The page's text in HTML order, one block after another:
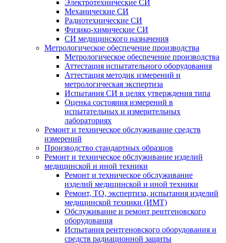
Электротехнические СИ
Механические СИ
Радиотехнические СИ
Физико-химические СИ
СИ медицинского назначения
Метрологическое обеспечение производства
Метрологическое обеспечение производства
Аттестация испытательного оборудования
Аттестация методик измерений и
метрологическая экспертиза
Испытания СИ в целях утверждения типа
Оценка состояния измерений в
испытательных и измерительных
лабораториях
Ремонт и техническое обслуживание средств
измерений
Производство стандартных образцов
Ремонт и техническое обслуживание изделий
медицинской и иной техники
Ремонт и техническое обслуживание
изделий медицинской и иной техники
Ремонт, ТО, экспертиза, испытания изделий
медицинской техники (ИМТ)
Обслуживание и ремонт рентгеновского
оборудования
Испытания рентгеновского оборудования и
средств радиационной защиты